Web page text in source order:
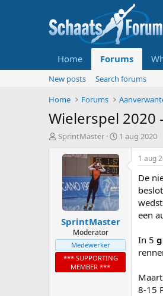
Home Forums
New posts
Search forums
Home
Forums
Wielerspel 2020
T
e
r
SprintMaster
S
a
r
t
d
a
t
u
1 aug 2020
SprintMaster
Moderator
Medewerker
*** SUPPORTING
MEMBER ***
1 aug
De
een
In 5
8-15